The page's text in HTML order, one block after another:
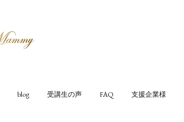
blog 受講生の声 FAQ 支援企業様